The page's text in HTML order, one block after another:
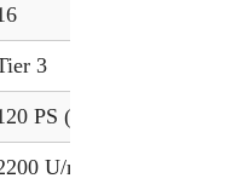
3
PS (89,5 kW)
U/min